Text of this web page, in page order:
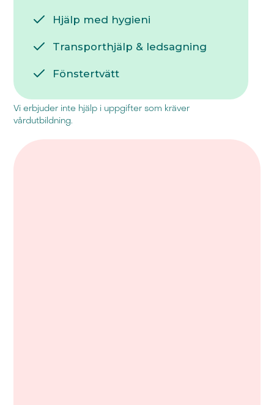
Hjälp med hygieni
Transporthjälp & ledsagning
Fönstertvätt
Vi erbjuder inte hjälp i uppgifter som kräver
vårdutbildning.